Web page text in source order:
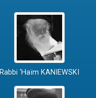
Rabbi 'Haïm KANIEWSKI